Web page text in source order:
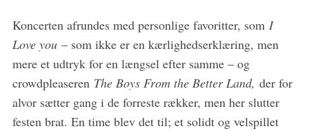
Koncerten afrundes med personlige favoritter, som I
Love you– som ikke er en kærlighedserklæring, men
mere et udtryk for en længsel efter samme – og
crowdpleaseren The Boys From the Better Land, der for
alvor sætter gang i de forreste rækker, men her slutter
festen brat. En time blev det til; et solidt og velspillet